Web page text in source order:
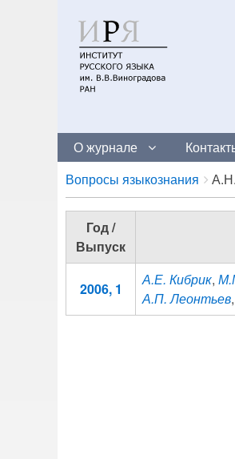
О журнале
Breadcrumbs
You
are
here:
Вопросы языкознания
Год /
Выпуск
2006, 1
А.Е. Кибрик,
А.П. Леонтьев